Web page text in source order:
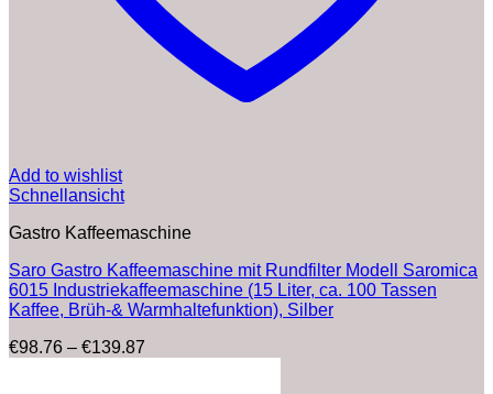
Add to wishlist
Schnellansicht
Gastro Kaffeemaschine
Saro Gastro Kaffeemaschine mit Rundfilter Modell Saromica
6015 Industriekaffeemaschine (15 Liter, ca. 100 Tassen
Kaffee, Brüh-& Warmhaltefunktion), Silber
€98.76 – €139.87